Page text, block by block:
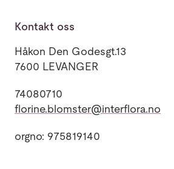
Kontakt oss
Håkon Den Godesgt.13
7600 LEVANGER
74080710
florine.blomster@interflora.no
orgno: 975819140